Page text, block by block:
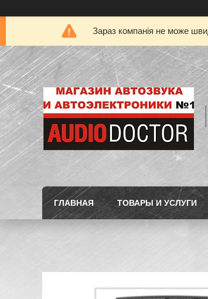
Зараз компанія не може
ГЛАВНАЯ ТОВАРЫ И УСЛУГИ